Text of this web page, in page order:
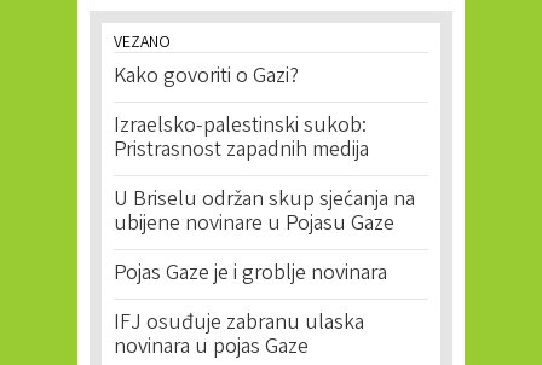
VEZANO
Kako govoriti o Gazi?
Izraelsko-palestinski sukob:
Pristrasnost zapadnih medija
U Briselu održan skup sjećanja na
ubijene novinare u Pojasu Gaze
Pojas Gaze je i groblje novinara
IFJ osuđuje zabranu ulaska
novinara u pojas Gaze